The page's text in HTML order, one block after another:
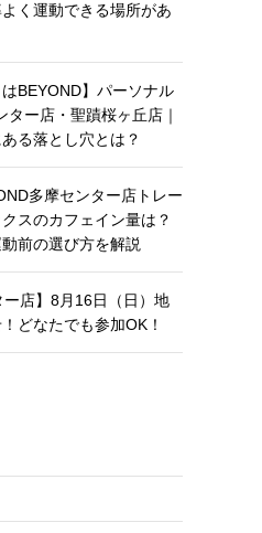
く運動できる場所があ
はBEYOND】パーソナル
ター店・聖蹟桜ヶ丘店｜
る落とし穴とは？
多摩センター店トレー
スのカフェイン量は？
前の選び方を解説
ー店】8月16日（日）地
どなたでも参加OK！